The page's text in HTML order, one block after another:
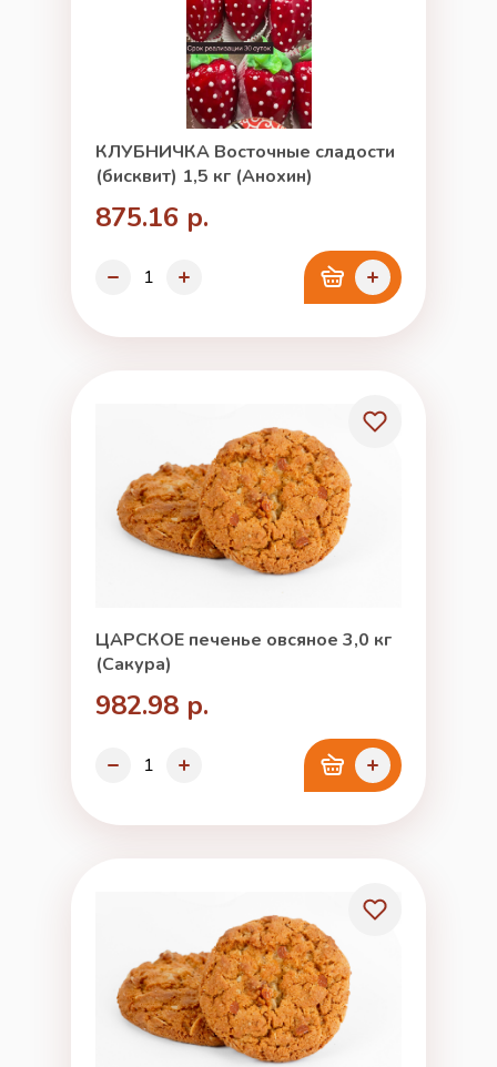
КЛУБНИЧКА Восточные сладости
(бисквит) 1,5 кг (Анохин)
875.16 р.
ЦАРСКОЕ печенье овсяное 3,0 кг
(Сакура)
982.98 р.